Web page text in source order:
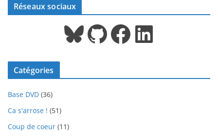
Réseaux sociaux
Bluesky GitHub Facebook LinkedIn
Catégories
Base DVD (36)
Ca s'arrose ! (51)
Coup de coeur (11)